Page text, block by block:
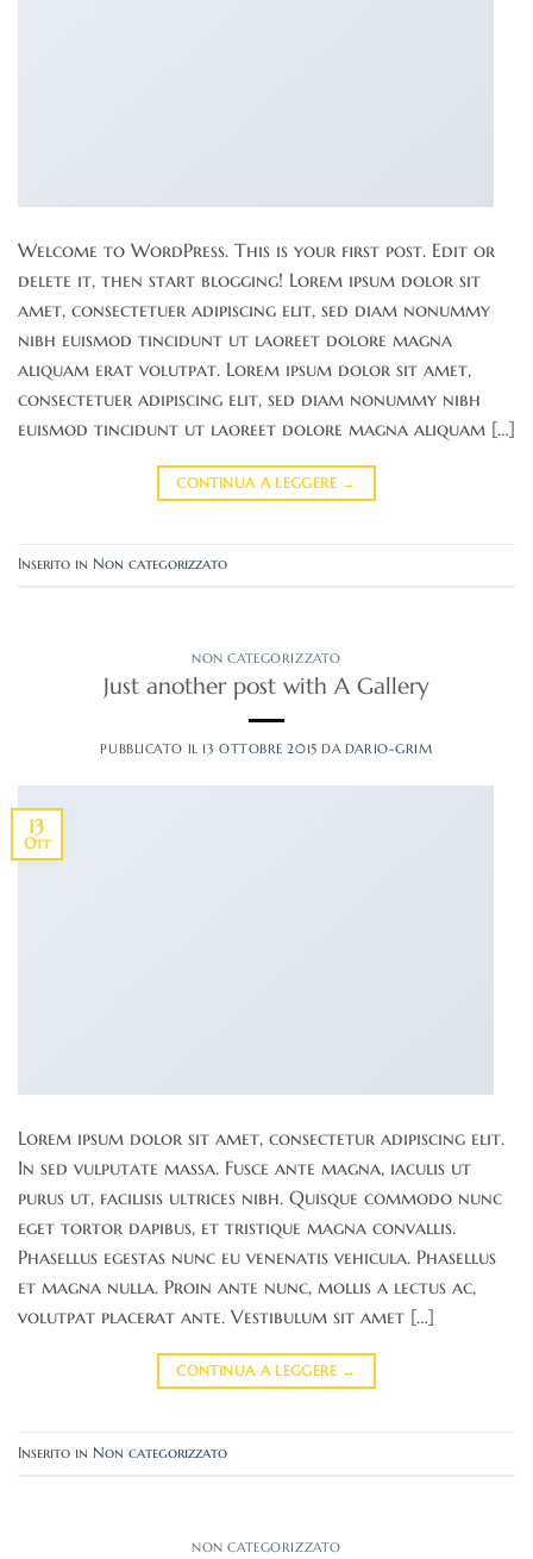
Welcome to WordPress. This is your first post. Edit or
delete it, then start blogging! Lorem ipsum dolor sit
amet, consectetuer adipiscing elit, sed diam nonummy
nibh euismod tincidunt ut laoreet dolore magna
aliquam erat volutpat. Lorem ipsum dolor sit amet,
consectetuer adipiscing elit, sed diam nonummy nibh
euismod tincidunt ut laoreet dolore magna aliquam […]
CONTINUA A LEGGERE →
Inserito in Non categorizzato
NON CATEGORIZZATO
Just another post with A Gallery
PUBBLICATO IL 13 OTTOBRE 2015 DA DARIO-GRIM
13
Ott
Lorem ipsum dolor sit amet, consectetur adipiscing elit.
In sed vulputate massa. Fusce ante magna, iaculis ut
purus ut, facilisis ultrices nibh. Quisque commodo nunc
eget tortor dapibus, et tristique magna convallis.
Phasellus egestas nunc eu venenatis vehicula. Phasellus
et magna nulla. Proin ante nunc, mollis a lectus ac,
volutpat placerat ante. Vestibulum sit amet […]
CONTINUA A LEGGERE →
Inserito in Non categorizzato
NON CATEGORIZZATO